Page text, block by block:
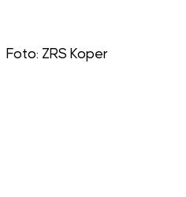
Foto: ZRS Koper